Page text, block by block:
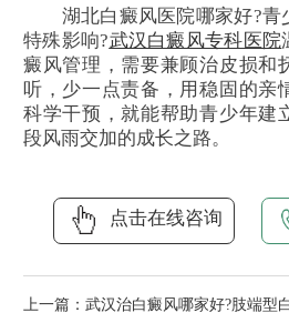
湖北白癜风医院哪家好?青
特殊影响?武汉白癜风专科医院
癜风管理，需要兼顾治皮损和
听，少一点责备，用稳固的亲
科学干预，就能帮助青少年建
段风雨交加的成长之路。
点击在线咨询
上一篇： 武汉治白癜风哪家好?肢端型